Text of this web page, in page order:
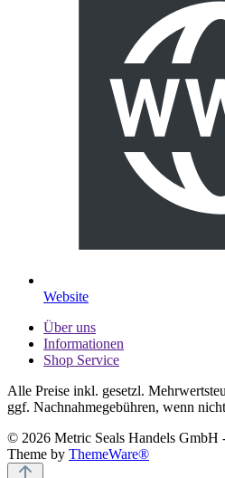
Website
Über uns
Informationen
Shop Service
Alle Preise inkl. gesetzl.
ggf. Nachnahmegebühren, wenn
© 2026 Metric Seals Handels GmbH
Theme by ThemeWare®